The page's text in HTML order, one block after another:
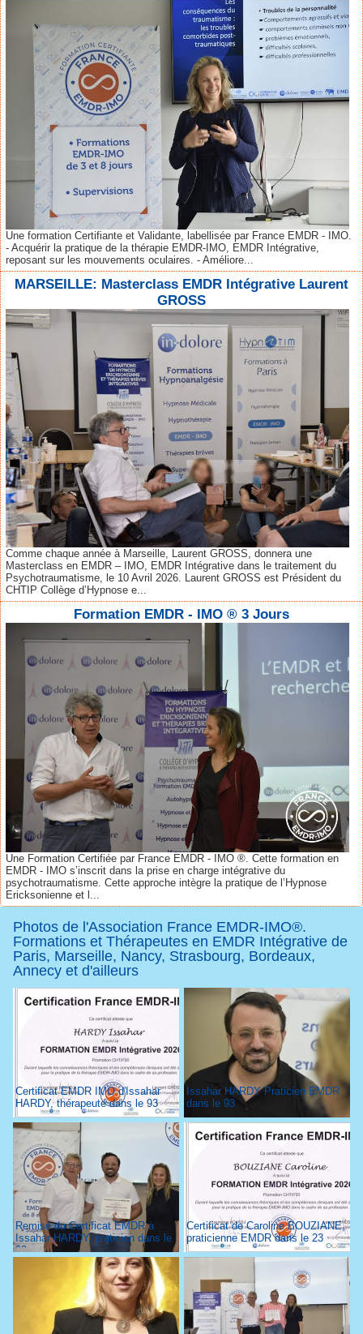
Une formation Certifiante et Validante, labellisée par France EMDR - IMO.
- Acquérir la pratique de la thérapie EMDR-IMO, EMDR Intégrative,
reposant sur les mouvements oculaires. - Améliore...
MARSEILLE: Masterclass EMDR Intégrative Laurent
GROSS
Comme chaque année à Marseille, Laurent GROSS, donnera une
Masterclass en EMDR – IMO, EMDR Intégrative dans le traitement du
Psychotraumatisme, le 10 Avril 2026. Laurent GROSS est Président du
CHTIP Collège d’Hypnose e...
Formation EMDR - IMO ® 3 Jours
Une Formation Certifiée par France EMDR - IMO ®. Cette formation en
EMDR - IMO s’inscrit dans la prise en charge intégrative du
psychotraumatisme. Cette approche intègre la pratique de l’Hypnose
Ericksonienne et l...
Photos de l'Association France EMDR-IMO®.
Formations et Thérapeutes en EMDR Intégrative de
Paris, Marseille, Nancy, Strasbourg, Bordeaux,
Annecy et d'ailleurs
Certificat EMDR IMO d'Issahar
HARDY, thérapeute dans le 93
Issahar HARDY Praticien EMDR
dans le 93
Remise du Certificat EMDR à
Issahar HARDY, praticien dans le
93
Certificat de Caroline BOUZIANE,
praticienne EMDR dans le 23